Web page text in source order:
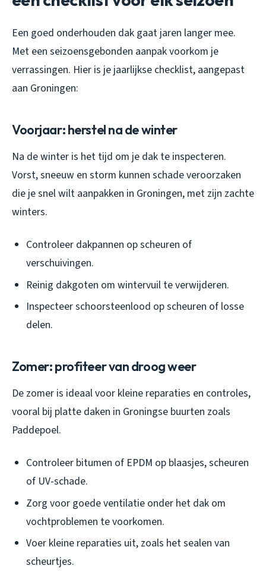
Een goed onderhouden dak gaat jaren langer mee.
Met een seizoensgebonden aanpak voorkom je
verrassingen. Hier is je jaarlijkse checklist, aangepast
aan Groningen:
Voorjaar: herstel na de winter
Na de winter is het tijd om je dak te inspecteren.
Vorst, sneeuw en storm kunnen schade veroorzaken
die je snel wilt aanpakken in Groningen, met zijn zachte
winters.
Controleer dakpannen op scheuren of
verschuivingen.
Reinig dakgoten om wintervuil te verwijderen.
Inspecteer schoorsteenlood op scheuren of losse
delen.
Zomer: profiteer van droog weer
De zomer is ideaal voor kleine reparaties en controles,
vooral bij platte daken in Groningse buurten zoals
Paddepoel.
Controleer bitumen of EPDM op blaasjes, scheuren
of UV-schade.
Zorg voor goede ventilatie onder het dak om
vochtproblemen te voorkomen.
Voer kleine reparaties uit, zoals het sealen van
scheurtjes.